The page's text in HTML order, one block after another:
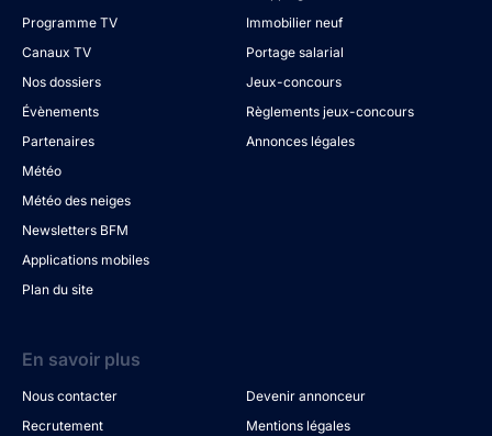
Programme TV
Canaux TV
Nos dossiers
Évènements
Partenaires
Météo
Météo des neiges
Newsletters BFM
Applications mobiles
Plan du site
Immobilier neuf
Portage salarial
Jeux-concours
Règlements jeux-concours
Annonces légales
En savoir plus
Nous contacter
Devenir annonceur
Recrutement
Mentions légales